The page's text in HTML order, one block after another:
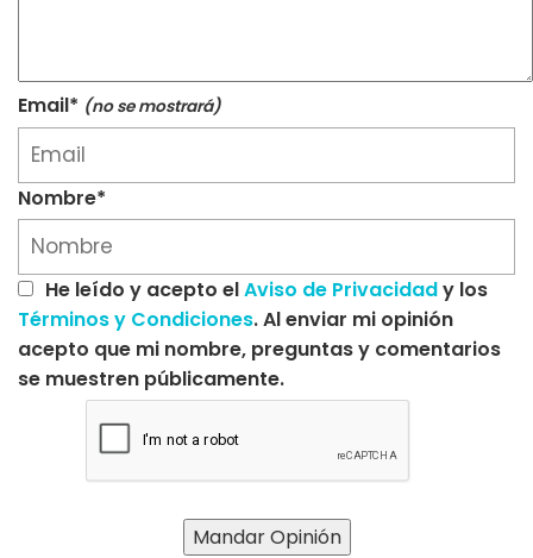
Email* (no se mostrará)
Nombre*
He leído y acepto elAviso de Privacidady los
Términos y Condiciones. Al enviar mi opinión
acepto que mi nombre, preguntas y comentarios
se muestren públicamente.
Mandar Opinión